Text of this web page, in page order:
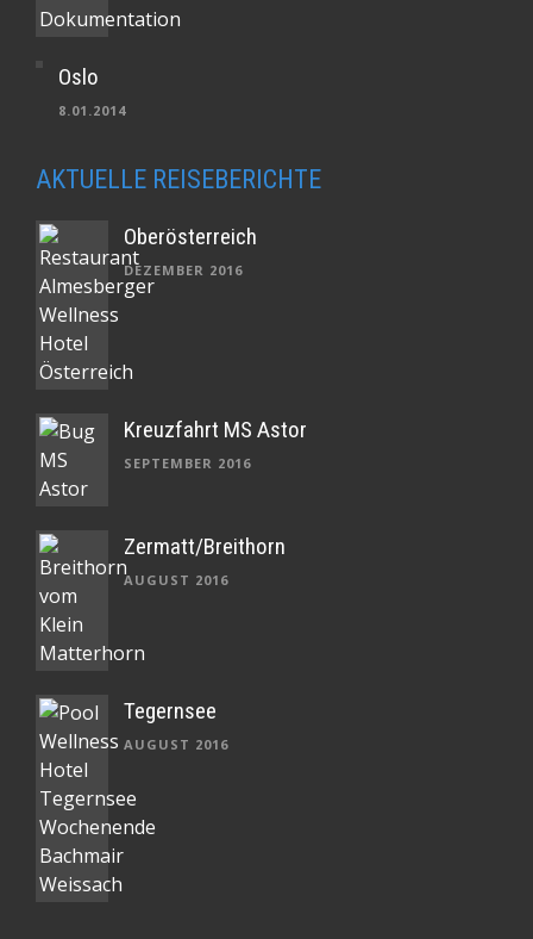
Oslo
8.01.2014
AKTUELLE REISEBERICHTE
Oberösterreich
DEZEMBER 2016
Kreuzfahrt MS Astor
SEPTEMBER 2016
Zermatt/Breithorn
AUGUST 2016
Tegernsee
AUGUST 2016